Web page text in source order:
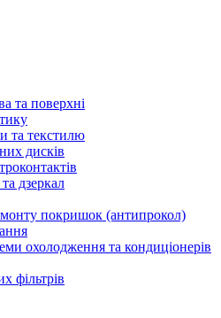
та поверхні
та текстилю
дисків
дзеркал
покришок (антипрокол)
охолодження та кондиціонерів
фільтрів